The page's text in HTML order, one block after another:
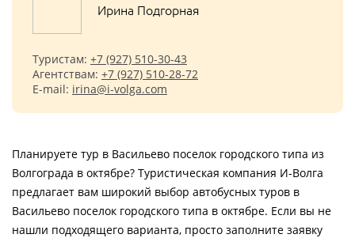
Ирина Подгорная
Туристам: +7 (927) 510-30-43
Агентствам: +7 (927) 510-28-72
E-mail: irina@i-volga.com
Планируете тур в Васильево поселок городского типа из
Волгограда в октябре? Туристическая компания И-Волга
предлагает вам широкий выбор автобусных туров в
Васильево поселок городского типа в октябре. Если вы не
нашли подходящего варианта, просто заполните заявку